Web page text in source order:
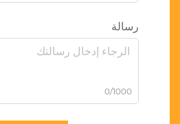
رسالة
0/1000